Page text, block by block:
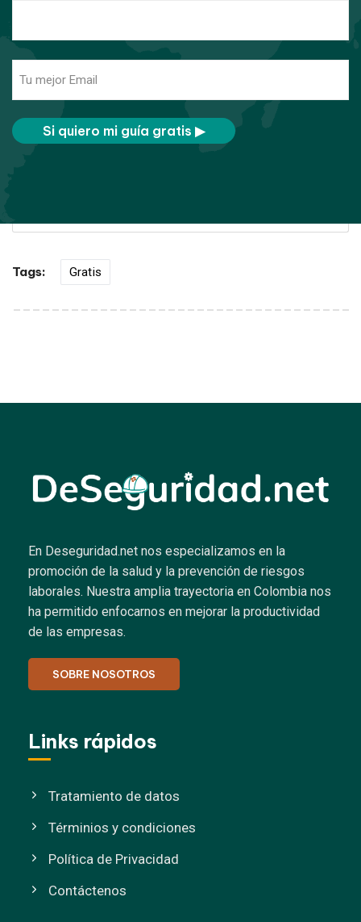
Tags: Gratis
En Deseguridad.net nos especializamos en la
promoción de la salud y la prevención de riesgos
laborales. Nuestra amplia trayectoria en Colombia nos
ha permitido enfocarnos en mejorar la productividad
de las empresas.
SOBRE NOSOTROS
Links rápidos
Tratamiento de datos
Términios y condiciones
Política de Privacidad
Contáctenos